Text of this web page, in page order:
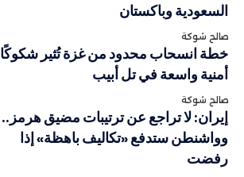
السعودية وباكستان
صالح شوكة
خطة انسحاب محدود من غزة تُثير شكوكًا
أمنية واسعة في تل أبيب
صالح شوكة
إيران: لا تراجع عن ترتيبات مضيق هرمز..
وواشنطن ستدفع «تكاليف باهظة» إذا
رفضت